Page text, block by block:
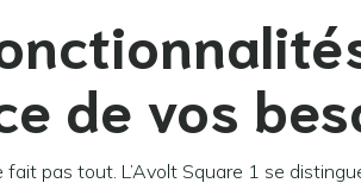
de vos
fait pas tout. L’Avolt Square 1 se